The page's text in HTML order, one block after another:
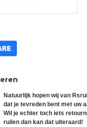
Natuurlijk hopen wij van
dat je tevreden bent met uw
Wil je echter toch iets
ruilen dan kan dat uiteraard!